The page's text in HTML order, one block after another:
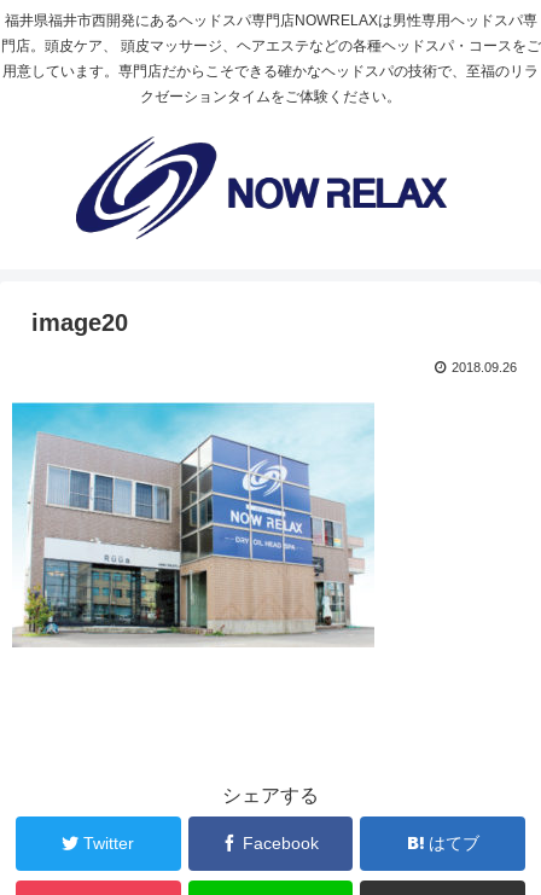
福井県福井市西開発にあるヘッドスパ専門店NOWRELAXは男性専用ヘッドスパ専
門店。頭皮ケア、 頭皮マッサージ、ヘアエステなどの各種ヘッドスパ・コースをご
用意しています。専門店だからこそできる確かなヘッドスパの技術で、至福のリラ
クゼーションタイムをご体験ください。
image20
2018.09.26
シェアする
Twitter Facebook はてブ